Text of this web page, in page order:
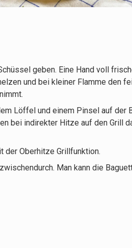
geben. Eine Hand voll
und bei kleiner Flamme den
Löffel und einem Pinsel auf der
bei indirekter Hitze auf den Grill
der Oberhitze Grillfunktion.
Man kann die